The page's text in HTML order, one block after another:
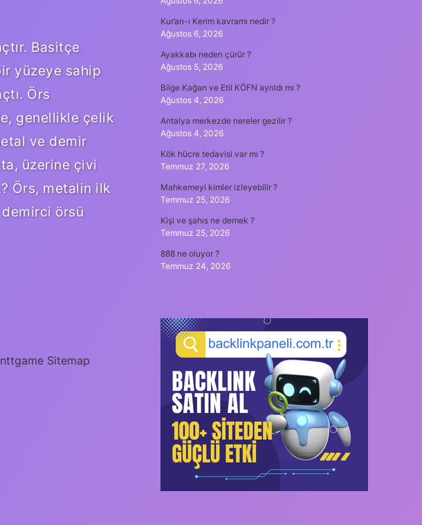
Basitçe
yüzeye sahip
Örs
genellikle çelik
ve demir
üzerine çivi
Örs, metalin ilk
örsü
nttgame Sitemap
Kur’an-ı Kerim kavramı nedir ?
Ağustos 6, 2026
Ayakkabı neden çürür ?
Ağustos 5, 2026
Bilge Kağan ve Etil KÖFN ayrıldı mı ?
Ağustos 4, 2026
Antalya merkezde nereler gezilir ?
Ağustos 4, 2026
Kök hücre tedavisi var mı ?
Temmuz 27, 2026
Mahkemeyi kimler izleyebilir ?
Temmuz 25, 2026
Kişi ve şahıs ne demek ?
Temmuz 25, 2026
888 ne oluyor ?
Temmuz 24, 2026